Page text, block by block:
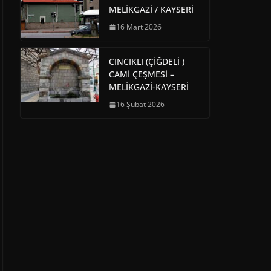
MELİKGAZİ / KAYSERİ
16 Mart 2026
CINCIKLI (ÇİĞDELİ )
CAMİ ÇEŞMESİ –
MELİKGAZİ-KAYSERİ
16 Şubat 2026